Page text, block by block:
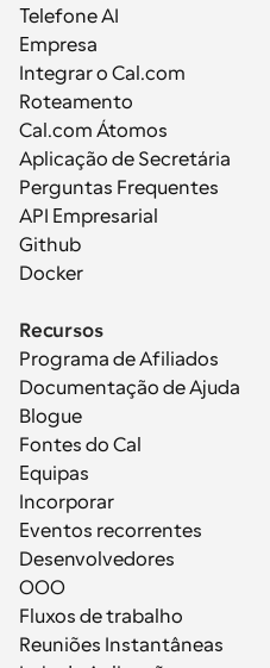
Telefone AI
Empresa
Integrar o Cal.com
Roteamento
Cal.com Átomos
Aplicação de Secretária
Perguntas Frequentes
API Empresarial
Github
Docker
Recursos
Programa de Afiliados
Documentação de Ajuda
Blogue
Fontes do Cal
Equipas
Incorporar
Eventos recorrentes
Desenvolvedores
OOO
Fluxos de trabalho
Reuniões Instantâneas